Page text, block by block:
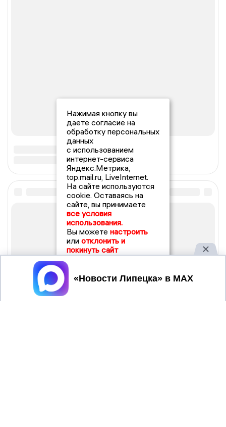
Нажимая кнопку вы
даете согласие на
обработку персональных
данных
с использованием
интернет-сервиса
Яндекс.Метрика,
top.mail.ru, LiveInternet.
На сайте используются
cookie. Оставаясь на
сайте, вы принимаете
все условия
использования.
Вы можете настроить
или отклонить и
покинуть сайт
Принять